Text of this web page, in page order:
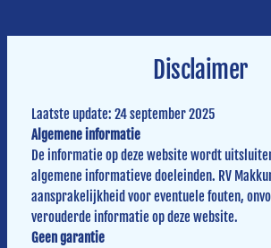
Disclaimer
Laatste update: 24 september 2025
Algemene informatie
De informatie op deze website wordt
algemene informatieve doeleinden. RV
aansprakelijkheid voor eventuele fouten,
verouderde informatie op deze website.
Geen garantie